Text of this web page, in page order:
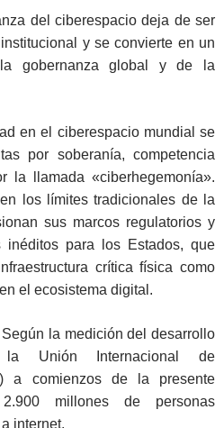
del ciberespacio deja de ser
y se convierte en un
gobernanza global y de la
en el ciberespacio mundial se
por soberanía, competencia
la llamada «ciberhegemonía».
los límites tradicionales de la
sus marcos regulatorios y
inéditos para los Estados, que
crítica física como
el ecosistema digital.
la medición del desarrollo
Unión Internacional de
a comienzos de la presente
millones de personas
internet.